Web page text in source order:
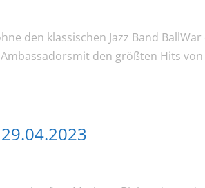
den klassischen Jazz Band BallWar
den größten Hits von